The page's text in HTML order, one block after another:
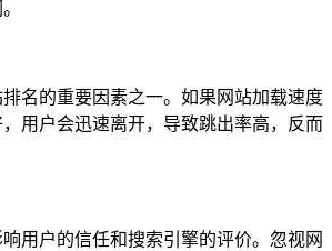
名的重要因素之一。如果网站加载速度
用户会迅速离开，导致跳出率高，反而
用户的信任和搜索引擎的评价。忽视网